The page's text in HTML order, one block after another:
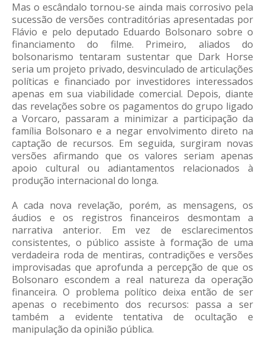
Mas o escândalo tornou-se ainda mais corrosivo pela
sucessão de versões contraditórias apresentadas por
Flávio e pelo deputado Eduardo Bolsonaro sobre o
financiamento do filme. Primeiro, aliados do
bolsonarismo tentaram sustentar que Dark Horse
seria um projeto privado, desvinculado de articulações
políticas e financiado por investidores interessados
apenas em sua viabilidade comercial. Depois, diante
das revelações sobre os pagamentos do grupo ligado
a Vorcaro, passaram a minimizar a participação da
família Bolsonaro e a negar envolvimento direto na
captação de recursos. Em seguida, surgiram novas
versões afirmando que os valores seriam apenas
apoio cultural ou adiantamentos relacionados à
produção internacional do longa.
A cada nova revelação, porém, as mensagens, os
áudios e os registros financeiros desmontam a
narrativa anterior. Em vez de esclarecimentos
consistentes, o público assiste à formação de uma
verdadeira roda de mentiras, contradições e versões
improvisadas que aprofunda a percepção de que os
Bolsonaro escondem a real natureza da operação
financeira. O problema político deixa então de ser
apenas o recebimento dos recursos: passa a ser
também a evidente tentativa de ocultação e
manipulação da opinião pública.